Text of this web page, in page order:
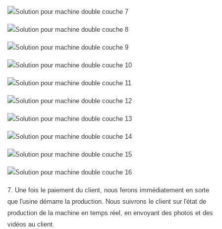
7. Une fois le paiement du client, nous ferons immédiatement en sorte
que l'usine démarre la production. Nous suivrons le client sur l'état de
production de la machine en temps réel, en envoyant des photos et des
vidéos au client.